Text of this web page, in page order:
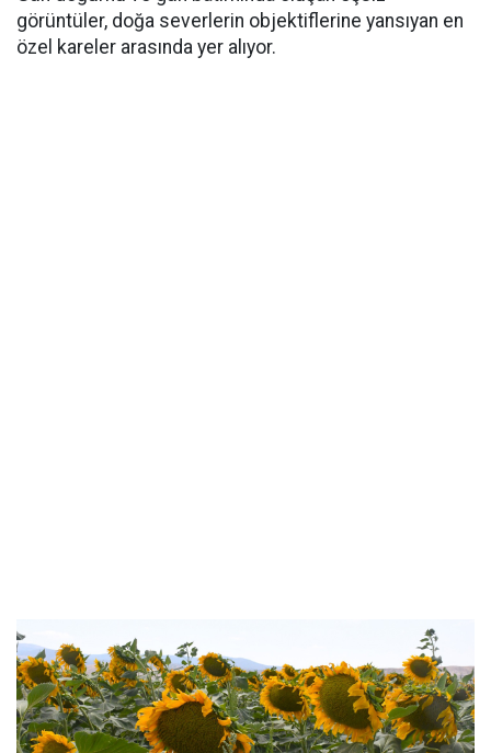
görüntüler, doğa severlerin objektiflerine yansıyan en
özel kareler arasında yer alıyor.